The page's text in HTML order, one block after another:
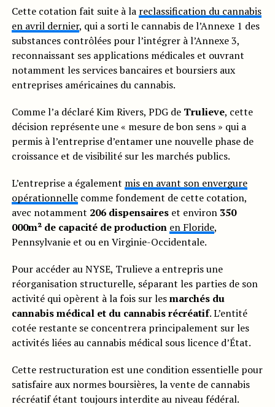
Cette cotation fait suite à la reclassification du cannabis
en avril dernier, qui a sorti le cannabis de l’Annexe 1 des
substances contrôlées pour l’intégrer à l’Annexe 3,
reconnaissant ses applications médicales et ouvrant
notamment les services bancaires et boursiers aux
entreprises américaines du cannabis.
Comme l’a déclaré Kim Rivers, PDG de Trulieve, cette
décision représente une « mesure de bon sens » qui a
permis à l’entreprise d’entamer une nouvelle phase de
croissance et de visibilité sur les marchés publics.
L’entreprise a également mis en avant son envergure
opérationnellecomme fondement de cette cotation,
avec notamment 206 dispensaireset environ 350
000m² de capacité de production en Floride,
Pennsylvanie et ou en Virginie-Occidentale.
Pour accéder au NYSE, Trulieve a entrepris une
réorganisation structurelle, séparant les parties de son
activité qui opèrent à la fois sur lesmarchés du
cannabis médical et du cannabis récréatif. L’entité
cotée restante se concentrera principalement sur les
activités liées au cannabis médical sous licence d’État.
Cette restructuration est une condition essentielle pour
satisfaire aux normes boursières, la vente de cannabis
récréatif étant toujours interdite au niveau fédéral.